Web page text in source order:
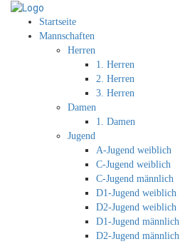
Startseite
Mannschaften
Herren
1. Herren
2. Herren
3. Herren
Damen
1. Damen
Jugend
A-Jugend weiblich
C-Jugend weiblich
C-Jugend männlich
D1-Jugend weiblich
D2-Jugend weiblich
D1-Jugend männlich
D2-Jugend männlich